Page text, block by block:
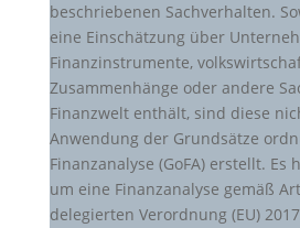
beschriebenen Sachverhalten.
eine Einschätzung über
Finanzinstrumente,
Zusammenhänge oder andere
Finanzwelt enthält, sind diese
Anwendung der Grundsätze
Finanzanalyse (GoFA) erstellt.
um eine Finanzanalyse gemäß
delegierten Verordnung (EU)